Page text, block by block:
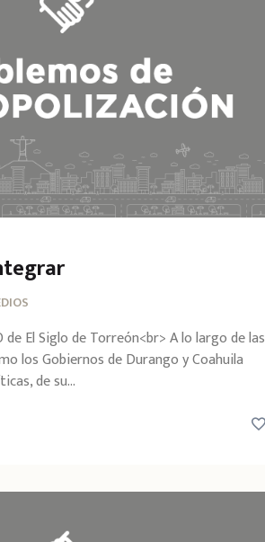
de El Siglo de Torreón<br> A lo largo de las
los Gobiernos de Durango y Coahuila
de su...